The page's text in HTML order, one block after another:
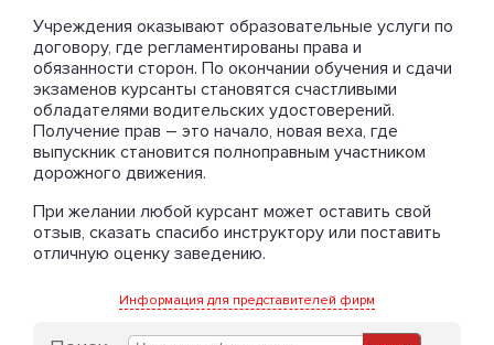
Учреждения оказывают образовательные услуги по
договору, где регламентированы права и
обязанности сторон. По окончании обучения и сдачи
экзаменов курсанты становятся счастливыми
обладателями водительских удостоверений.
Получение прав – это начало, новая веха, где
выпускник становится полноправным участником
дорожного движения.
При желании любой курсант может оставить свой
отзыв, сказать спасибо инструктору или поставить
отличную оценку заведению.
Информация для представителей фирм